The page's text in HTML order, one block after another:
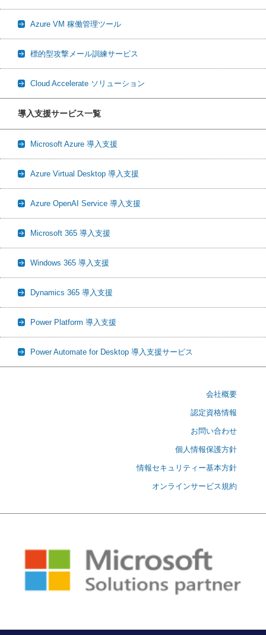
Azure VM 稼働管理ツール
標的型攻撃メール訓練サービス
Cloud Accelerate ソリューション
導入支援サービス一覧
Microsoft Azure 導入支援
Azure Virtual Desktop 導入支援
Azure OpenAI Service 導入支援
Microsoft 365 導入支援
Windows 365 導入支援
Dynamics 365 導入支援
Power Platform 導入支援
Power Automate for Desktop 導入支援サービス
会社概要
認定資格情報
お問い合わせ
個人情報保護方針
情報セキュリティー基本方針
オンラインサービス規約